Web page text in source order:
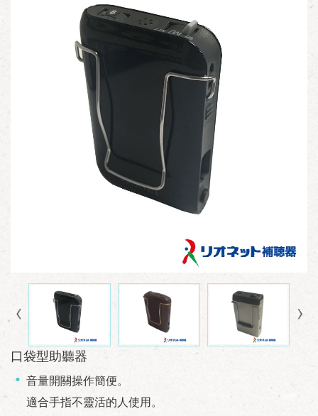
口袋型助聽器
音量開關操作簡便。
適合手指不靈活的人使用。